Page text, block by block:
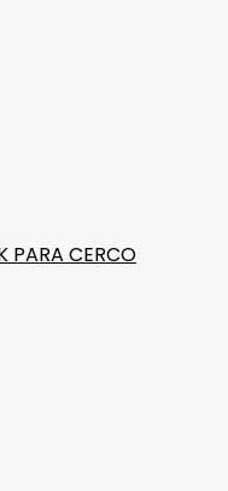
PARA CERCO